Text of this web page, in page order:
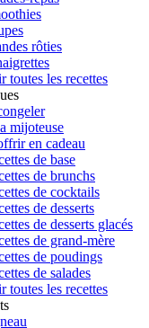
rôties
toutes les recettes
mijoteuse
en cadeau
de base
de brunchs
de cocktails
de desserts
de desserts glacés
de grand-mère
de poudings
de salades
toutes les recettes